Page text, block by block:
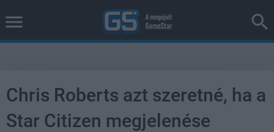
Chris Roberts azt szeretné, ha a
Star Citizen megjelenése